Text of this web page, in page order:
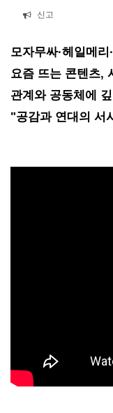
신고
모자무싸·헤일메리
요즘 뜨는 콘텐츠,
관계와 공동체에
"공감과 연대의 서